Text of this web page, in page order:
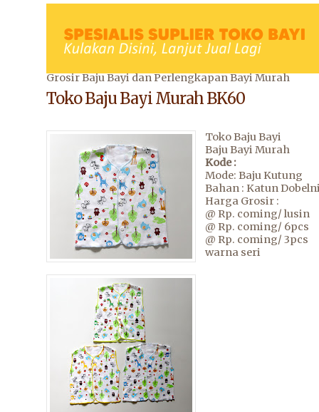
Grosir Baju Bayi dan Perlengkapan Bayi Murah
Toko Baju Bayi Murah BK60
Toko Baju Bayi
Baju Bayi Murah
Kode :
Mode: Baju Kutung
Bahan : Katun
Harga Grosir :
@ Rp. coming/ lusin
@ Rp. coming/ 6pcs
@ Rp. coming/ 3pcs
warna seri